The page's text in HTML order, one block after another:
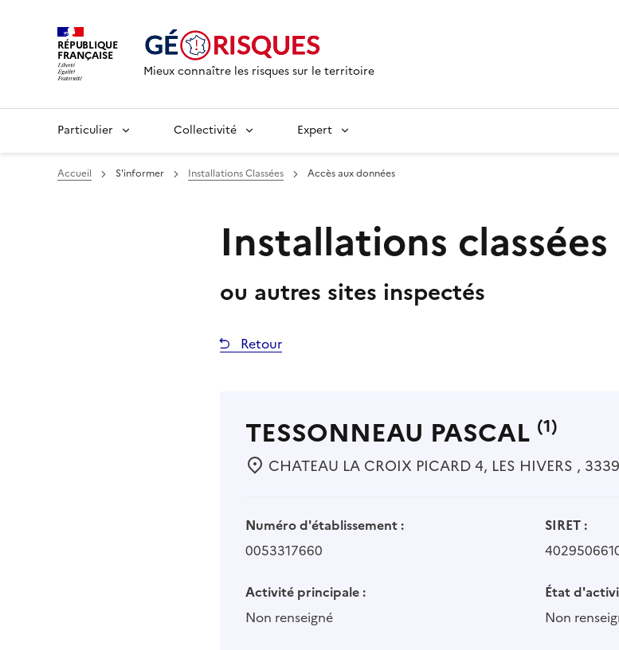
RÉPUBLIQUE
FRANÇAISE
Mieux connaître les risques sur le territoire
Particulier Collectivité Expert
Accueil S'informer Installations Classées Accès aux données
Installations classées
ou autres sites inspectés
Retour
TESSONNEAU PASCAL (1)
CHATEAU LA CROIX PICARD 4, LES HIVERS ,
Numéro d'établissement :
0053317660
SIRET :
Activité principale :
Non renseigné
État
Non